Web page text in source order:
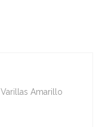
Amarillo